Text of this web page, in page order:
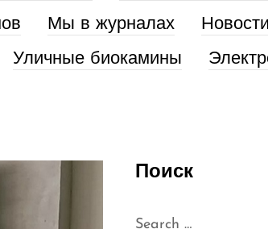
Мы в журналах
Уличные биокамины
Поиск